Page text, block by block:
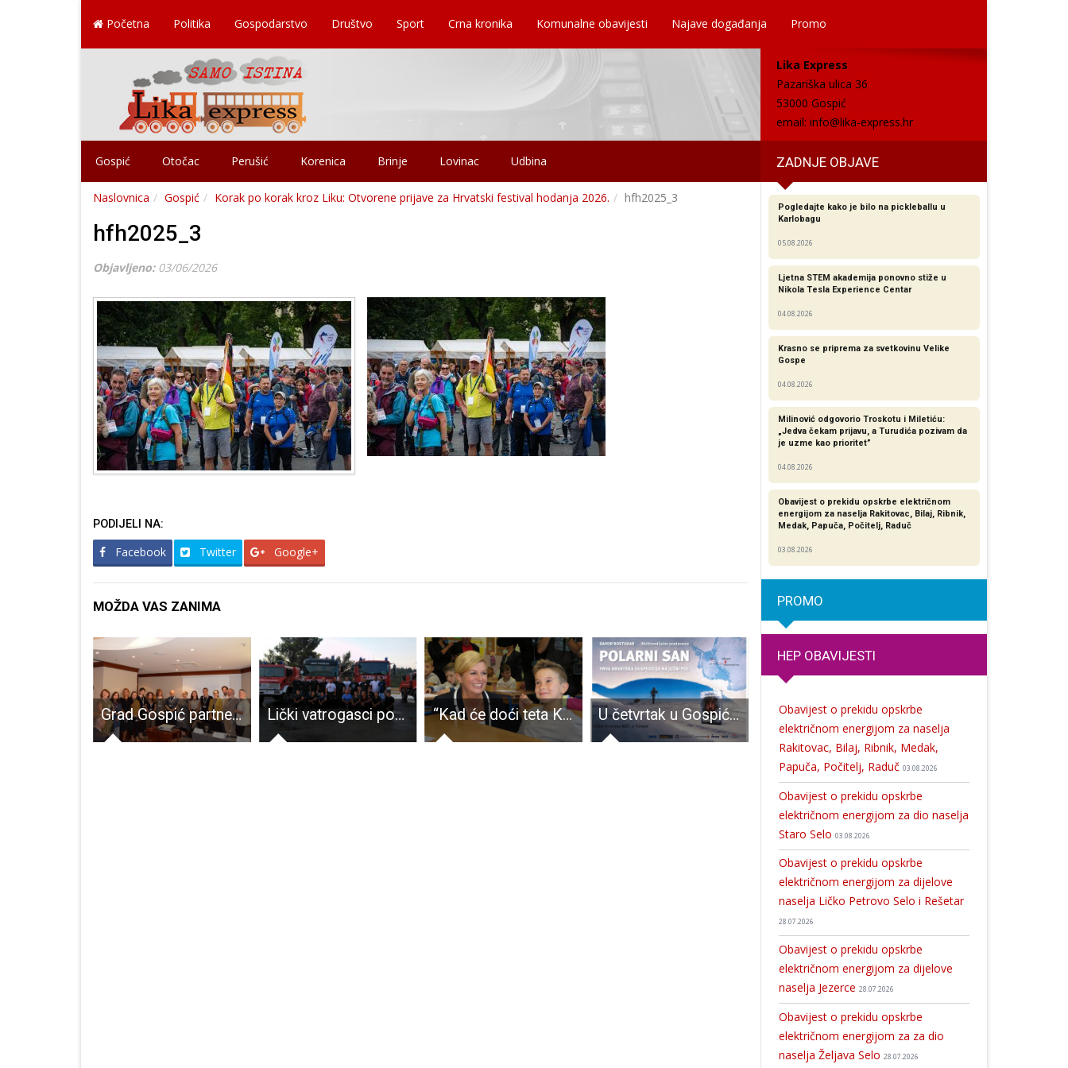
Početna Politika Gospodarstvo Društvo Sport Crna kronika Komunalne obavijesti Najave događanja Promo
Lika Express
Pazariška ulica 36
53000 Gospić
email: info@lika-express.hr
Gospić Otočac Perušić Korenica Brinje Lovinac Udbina ZADNJE OBJAVE
Naslovnica Gospić Korak po korak kroz Liku: Otvorene prijave za Hrvatski festival hodanja 2026. hfh2025_3
hfh2025_3
Objavljeno: 03/06/2026
PODIJELI NA:
Facebook Twitter Google+
MOŽDA VAS ZANIMA
Grad Gospić partner na velikom poduzetničkom projektu od 3, 1 milijun eura – Gradonačelnik Starčević sa suradnicima otvorio početnu konferenciju u Zagrebu Lički vatrogasci ponovno osvjetlali obraz “Kad će doći teta Kolinda”? U četvrtak u Gospić dolazi Davor Rostuhar, prvi Hrvat koji je pješačio do Južnog pola!!! Vrijeme je za tradicionalni božićni koncert Gradskog zbora Vila Velebita
Pogledajte kako je bilo na pickleballu u
Karlobagu
05.08.2026
Ljetna STEM akademija ponovno stiže u
Nikola Tesla Experience Centar
04.08.2026
Krasno se priprema za svetkovinu Velike
Gospe
04.08.2026
Milinović odgovorio Troskotu i Miletiću:
„Jedva čekam prijavu, a Turudića pozivam da
je uzme kao prioritet”
04.08.2026
Obavijest o prekidu opskrbe električnom
energijom za naselja Rakitovac, Bilaj, Ribnik,
Medak, Papuča, Počitelj, Raduč
03.08.2026
PROMO
HEP OBAVIJESTI
Obavijest o prekidu opskrbe
električnom energijom za naselja
Rakitovac, Bilaj, Ribnik, Medak,
Papuča, Počitelj, Raduč 03.08.2026
Obavijest o prekidu opskrbe
električnom energijom za dio naselja
Staro Selo 03.08.2026
Obavijest o prekidu opskrbe
električnom energijom za dijelove
naselja Ličko Petrovo Selo i Rešetar
28.07.2026
Obavijest o prekidu opskrbe
električnom energijom za dijelove
naselja Jezerce 28.07.2026
Obavijest o prekidu opskrbe
električnom energijom za za dio
naselja Željava Selo 28.07.2026